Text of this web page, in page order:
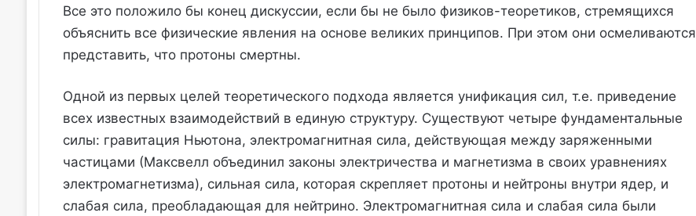
Все это положило бы конец дискуссии, если бы не было физиков-теоретиков, стремящихся
объяснить все физические явления на основе великих принципов. При этом они осмеливаются
представить, что протоны смертны.
Одной из первых целей теоретического подхода является унификация сил, т.е. приведение
всех известных взаимодействий в единую структуру. Существуют четыре фундаментальные
силы: гравитация Ньютона, электромагнитная сила, действующая между заряженными
частицами (Максвелл объединил законы электричества и магнетизма в своих уравнениях
электромагнетизма), сильная сила, которая скрепляет протоны и нейтроны внутри ядер, и
слабая сила, преобладающая для нейтрино. Электромагнитная сила и слабая сила были